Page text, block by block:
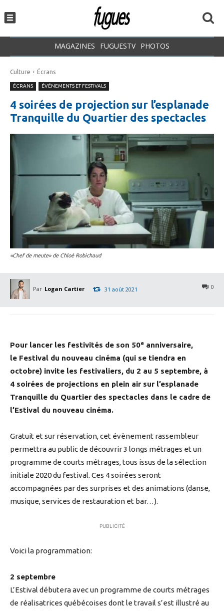
MAGAZINES FUGUESTV PHOTOS
Culture Écrans
ÉCRANS ÉVÉNEMENTS ET FESTIVALS
4 soirées de projection sur l’esplanade
Tranquille du Quartier des spectacles
«Chef de meute» de Chloé Robichaud
Par Logan Cartier 0
31 août 2021
Pour lancer les festivités de son 50e anniversaire,
le Festival du nouveau cinéma (qui se tiendra en
octobre) invite les festivaliers, du 2 au 5 septembre, à
4 soirées de projections en plein air sur l’esplanade
Tranquille du Quartier des spectacles dans le cadre de
l’Estival du nouveau cinéma.
Gratuit et sur réservation, cet évènement rassembleur
permettra au public de découvrir 3 longs métrages et un
programme de courts métrages, tous issus de la sélection
initiale 2020 du festival. Ces 4 soirées seront
accompagnées par des surprises et des animations (danse,
musique, services de restauration et bar…).
PUBLICITÉ
Voici la programmation:
2 septembre
L’Estival débutera avec un programme de courts métrages
de réalisatrices québécoises dont le travail s’est illustré au